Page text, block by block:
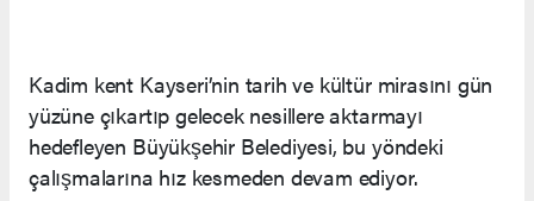
Kadim kent Kayseri’nin tarih ve kültür mirasını gün
yüzüne çıkartıp gelecek nesillere aktarmayı
hedefleyen Büyükşehir Belediyesi, bu yöndeki
çalışmalarına hız kesmeden devam ediyor.